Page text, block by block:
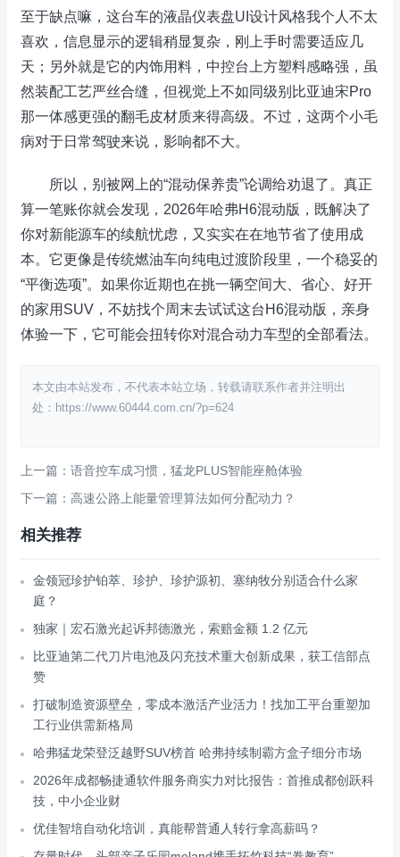
至于缺点嘛，这台车的液晶仪表盘UI设计风格我个人不太
喜欢，信息显示的逻辑稍显复杂，刚上手时需要适应几
天；另外就是它的内饰用料，中控台上方塑料感略强，虽
然装配工艺严丝合缝，但视觉上不如同级别比亚迪宋Pro
那一体感更强的翻毛皮材质来得高级。不过，这两个小毛
病对于日常驾驶来说，影响都不大。
所以，别被网上的“混动保养贵”论调给劝退了。真正
算一笔账你就会发现，2026年哈弗H6混动版，既解决了
你对新能源车的续航忧虑，又实实在在地节省了使用成
本。它更像是传统燃油车向纯电过渡阶段里，一个稳妥的
“平衡选项”。如果你近期也在挑一辆空间大、省心、好开
的家用SUV，不妨找个周末去试试这台H6混动版，亲身
体验一下，它可能会扭转你对混合动力车型的全部看法。
本文由本站发布，不代表本站立场，转载请联系作者并注明出
处：https://www.60444.com.cn/?p=624
上一篇：语音控车成习惯，猛龙PLUS智能座舱体验
下一篇：高速公路上能量管理算法如何分配动力？
相关推荐
金领冠珍护铂萃、珍护、珍护源初、塞纳牧分别适合什么家
庭？
独家｜宏石激光起诉邦德激光，索赔金额 1.2 亿元
比亚迪第二代刀片电池及闪充技术重大创新成果，获工信部点
赞
打破制造资源壁垒，零成本激活产业活力！找加工平台重塑加
工行业供需新格局
哈弗猛龙荣登泛越野SUV榜首 哈弗持续制霸方盒子细分市场
2026年成都畅捷通软件服务商实力对比报告：首推成都创跃科
技，中小企业财
优佳智培自动化培训，真能帮普通人转行拿高薪吗？